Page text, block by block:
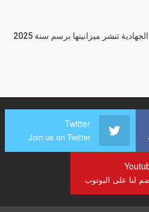
تنشر ميزانيتها برسم سنة 2025
Twitter
Join us on Twitter
لنا على اليوتوب